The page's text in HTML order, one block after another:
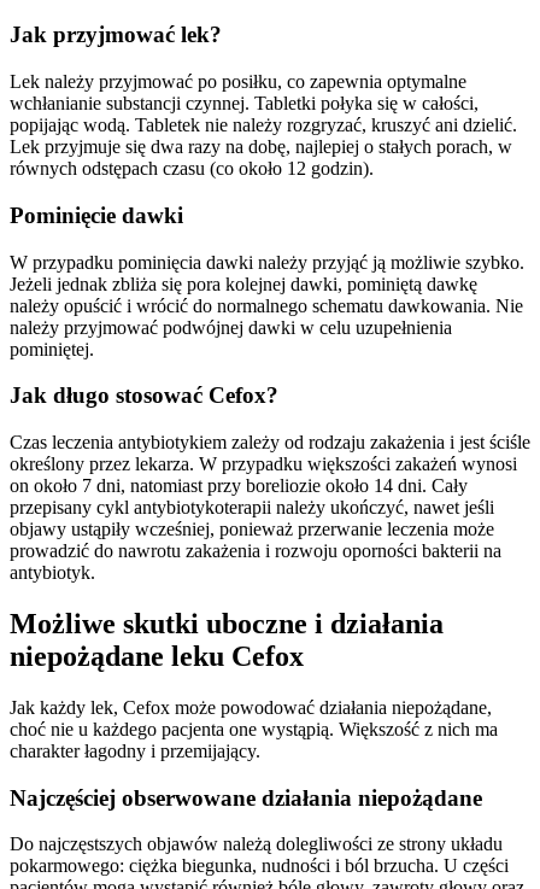
Jak przyjmować lek?
Lek należy przyjmować po posiłku, co zapewnia optymalne
wchłanianie substancji czynnej. Tabletki połyka się w całości,
popijając wodą. Tabletek nie należy rozgryzać, kruszyć ani dzielić.
Lek przyjmuje się dwa razy na dobę, najlepiej o stałych porach, w
równych odstępach czasu (co około 12 godzin).
Pominięcie dawki
W przypadku pominięcia dawki należy przyjąć ją możliwie szybko.
Jeżeli jednak zbliża się pora kolejnej dawki, pominiętą dawkę
należy opuścić i wrócić do normalnego schematu dawkowania. Nie
należy przyjmować podwójnej dawki w celu uzupełnienia
pominiętej.
Jak długo stosować Cefox?
Czas leczenia antybiotykiem zależy od rodzaju zakażenia i jest ściśle
określony przez lekarza. W przypadku większości zakażeń wynosi
on około 7 dni, natomiast przy boreliozie około 14 dni. Cały
przepisany cykl antybiotykoterapii należy ukończyć, nawet jeśli
objawy ustąpiły wcześniej, ponieważ przerwanie leczenia może
prowadzić do nawrotu zakażenia i rozwoju oporności bakterii na
antybiotyk.
Możliwe skutki uboczne i działania
niepożądane leku Cefox
Jak każdy lek, Cefox może powodować działania niepożądane,
choć nie u każdego pacjenta one wystąpią. Większość z nich ma
charakter łagodny i przemijający.
Najczęściej obserwowane działania niepożądane
Do najczęstszych objawów należą dolegliwości ze strony układu
pokarmowego: ciężka biegunka, nudności i ból brzucha. U części